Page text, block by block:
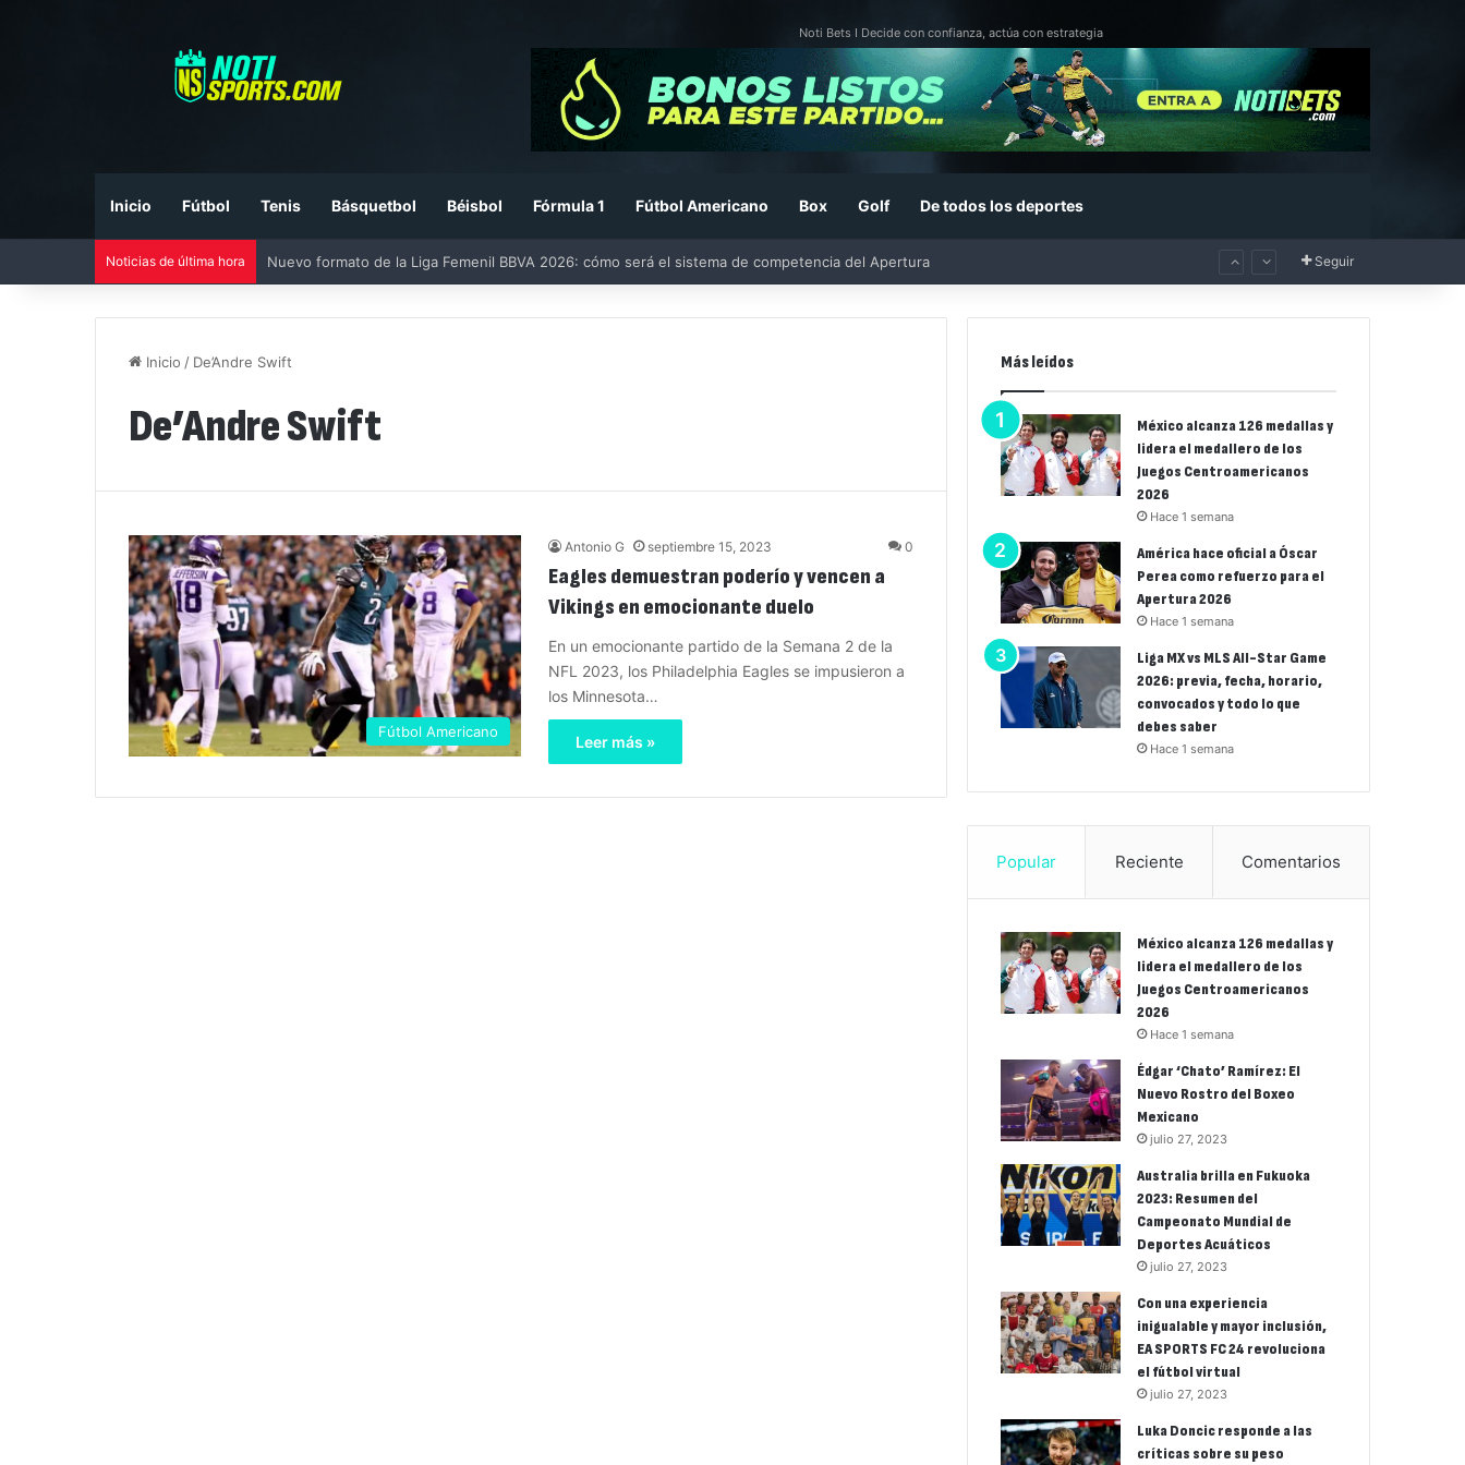
Noti Bets I Decide con confianza, actúa con estrategia
Inicio Fútbol Tenis Básquetbol Béisbol Fórmula 1 Fútbol Americano Box Golf De todos los deportes
Noticias de última hora Nuevo formato de la Liga Femenil BBVA 2026: cómo será el sistema de competencia del Apertura Seguir
Inicio / De’Andre Swift
De’Andre Swift
Fútbol Americano
Antonio G septiembre 15, 2023 0
Eagles demuestran poderío y vencen a
Vikings en emocionante duelo
En un emocionante partido de la Semana 2 de la
NFL 2023, los Philadelphia Eagles se impusieron a
los Minnesota…
Leer más »
Más leídos
México alcanza 126 medallas y
lidera el medallero de los
Juegos Centroamericanos
2026
Hace 1 semana
América hace oficial a Óscar
Perea como refuerzo para el
Apertura 2026
Hace 1 semana
Liga MX vs MLS All-Star Game
2026: previa, fecha, horario,
convocados y todo lo que
debes saber
Hace 1 semana
Popular Reciente Comentarios
México alcanza 126 medallas y
lidera el medallero de los
Juegos Centroamericanos
2026
Hace 1 semana
Édgar ‘Chato’ Ramírez: El
Nuevo Rostro del Boxeo
Mexicano
julio 27, 2023
Australia brilla en Fukuoka
2023: Resumen del
Campeonato Mundial de
Deportes Acuáticos
julio 27, 2023
Con una experiencia
inigualable y mayor inclusión,
EA SPORTS FC 24 revoluciona
el fútbol virtual
julio 27, 2023
Luka Doncic responde a las
críticas sobre su peso